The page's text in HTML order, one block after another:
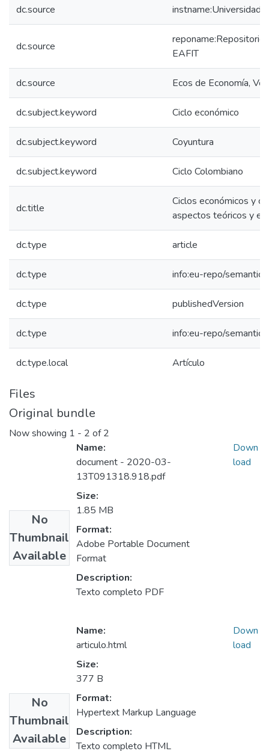
dc.source instname:Universidad
dc.source
reponame:Repositorio
EAFIT
dc.source Ecos de Economía,
dc.subject.keyword Ciclo económico
dc.subject.keyword Coyuntura
dc.subject.keyword Ciclo Colombiano
dc.title
Ciclos económicos y
aspectos teóricos y
dc.type article
dc.type info:eu-repo/
dc.type publishedVersion
dc.type info:eu-repo/
dc.type.local Artículo
Files
Original bundle
Now showing 1 - 2 of 2
No
Thumbnail
Available
Name:
document - 2020-03-
13T091318.918.pdf
Size:
1.85 MB
Format:
Adobe Portable Document
Format
Description:
Texto completo PDF
Down
load
No
Thumbnail
Available
Name:
articulo.html
Size:
377 B
Format:
Hypertext Markup Language
Description:
Texto completo HTML
Down
load